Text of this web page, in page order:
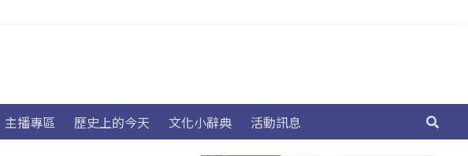
主播專區 歷史上的今天 文化小辭典 活動訊息